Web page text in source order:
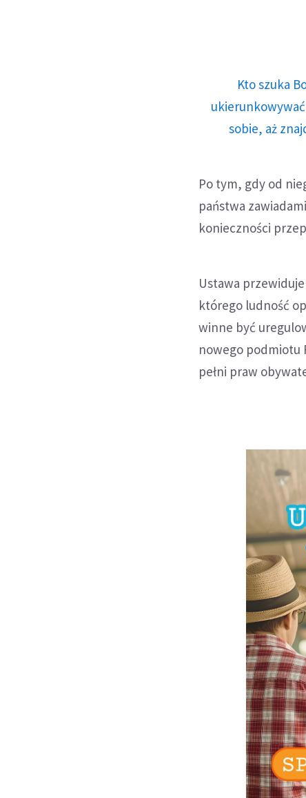
Kto szuka
sobie, aż
Po tym, gdy od
państwa
konieczności
Ustawa
którego ludność
winne być
nowego podmiotu
pełni praw